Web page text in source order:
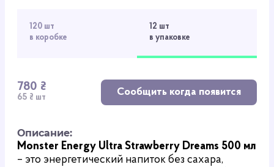
120 шт
в коробке
12 шт
в упаковке
780 ₴
65 ₴ шт
Сообщить когда появится
Описание:
Monster Energy Ultra Strawberry Dreams 500 мл
– это энергетический напиток без сахара,